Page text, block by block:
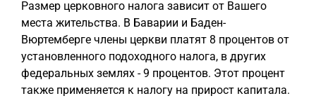
Размер церковного налога зависит от Вашего
места жительства. В Баварии и Баден-
Вюртемберге члены церкви платят 8 процентов от
установленного подоходного налога, в других
федеральных землях - 9 процентов. Этот процент
также применяется к налогу на прирост капитала.